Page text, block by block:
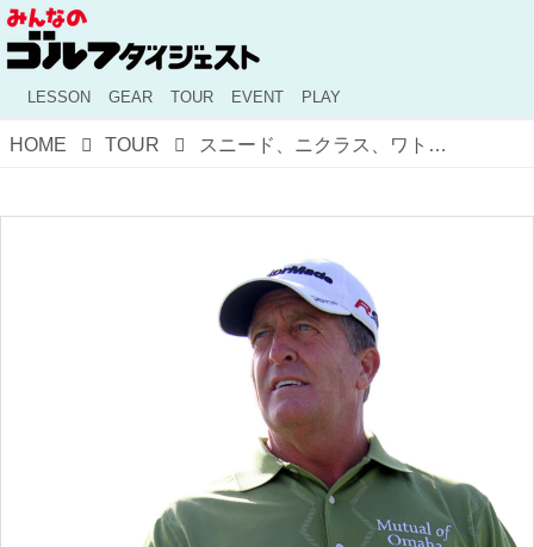
LESSON GEAR TOUR EVENT PLAY
HOME TOUR スニード、ニクラス、ワトソンに並ぶ偉業！ PGAツアーで64歳のフレッド・ファンクが起こした奇跡